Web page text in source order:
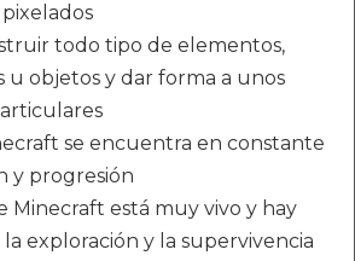
todo tipo de elementos,
u objetos y dar forma a unos
se encuentra en constante
y progresión
Minecraft está muy vivo y hay
la exploración y la supervivencia